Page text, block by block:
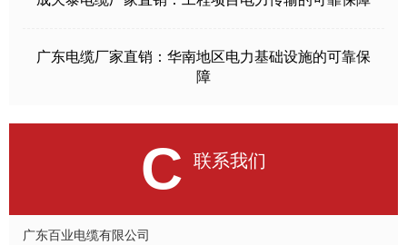
广东电缆厂家直销：华南地区电力基础设施的可靠保
障
C 联系我们
广东百业电缆有限公司